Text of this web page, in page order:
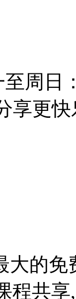
至周日
享更
大的
程共